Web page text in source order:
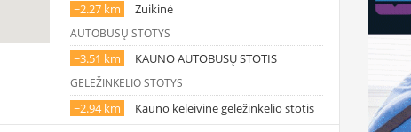
~2.27 km
Zuikinė
AUTOBUSŲ STOTYS
~3.51 km KAUNO AUTOBUSŲ STOTIS
GELEŽINKELIO STOTYS
~2.94 km Kauno keleivinė geležinkelio stotis